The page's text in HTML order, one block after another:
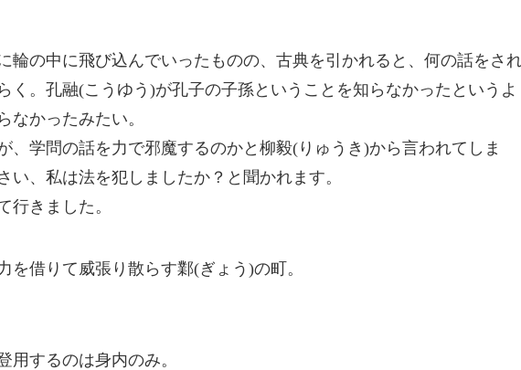
輪の中に飛び込んでいったものの、古典を引かれると、何の話をさ
く。孔融(こうゆう)が孔子の子孫ということを知らなかったというよ
なかったみたい。
、学問の話を力で邪魔するのかと柳毅(りゅうき)から言われてしま
い、私は法を犯しましたか？と聞かれます。
行きました。
を借りて威張り散らす鄴(ぎょう)の町。
用するのは身内のみ。